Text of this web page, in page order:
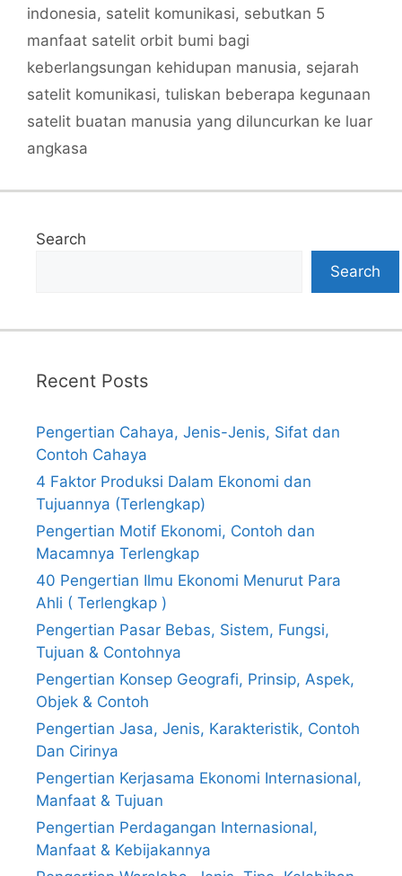
indonesia, satelit komunikasi, sebutkan 5
manfaat satelit orbit bumi bagi
keberlangsungan kehidupan manusia, sejarah
satelit komunikasi, tuliskan beberapa kegunaan
satelit buatan manusia yang diluncurkan ke luar
angkasa
Search
Search
Recent Posts
Pengertian Cahaya, Jenis-Jenis, Sifat dan
Contoh Cahaya
4 Faktor Produksi Dalam Ekonomi dan
Tujuannya (Terlengkap)
Pengertian Motif Ekonomi, Contoh dan
Macamnya Terlengkap
40 Pengertian Ilmu Ekonomi Menurut Para
Ahli ( Terlengkap )
Pengertian Pasar Bebas, Sistem, Fungsi,
Tujuan & Contohnya
Pengertian Konsep Geografi, Prinsip, Aspek,
Objek & Contoh
Pengertian Jasa, Jenis, Karakteristik, Contoh
Dan Cirinya
Pengertian Kerjasama Ekonomi Internasional,
Manfaat & Tujuan
Pengertian Perdagangan Internasional,
Manfaat & Kebijakannya